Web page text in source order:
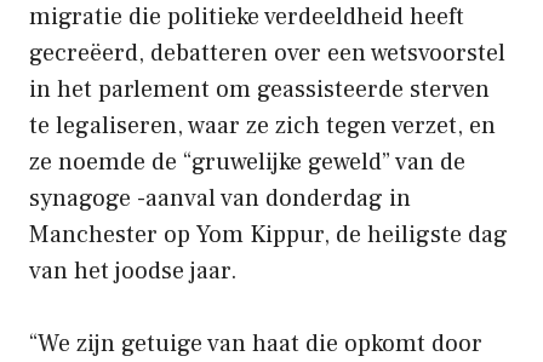
migratie die politieke verdeeldheid heeft
gecreëerd, debatteren over een wetsvoorstel
in het parlement om geassisteerde sterven
te legaliseren, waar ze zich tegen verzet, en
ze noemde de “gruwelijke geweld” van de
synagoge -aanval van donderdag in
Manchester op Yom Kippur, de heiligste dag
van het joodse jaar.
“We zijn getuige van haat die opkomt door